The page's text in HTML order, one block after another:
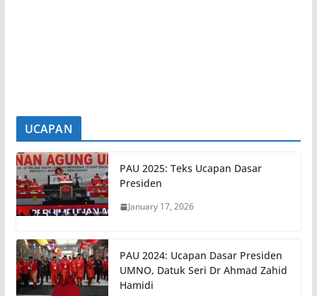
UCAPAN
PAU 2025: Teks Ucapan Dasar
Presiden
January 17, 2026
PAU 2024: Ucapan Dasar Presiden
UMNO, Datuk Seri Dr Ahmad Zahid
Hamidi